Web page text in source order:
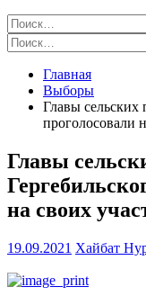
Найти:
Найти:
Главная
Выборы
Главы сельских
проголосовали
Главы
на своих
19.09.2021 Хайбат